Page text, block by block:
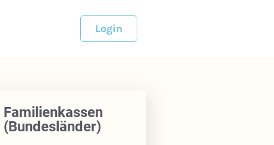
Login
Familienkassen
(Bundesländer)